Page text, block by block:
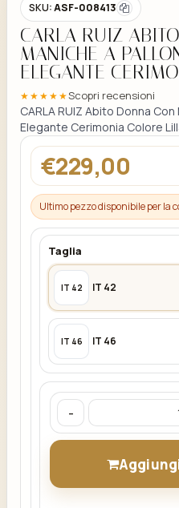
SKU:ASF-008413
CARLA RUIZ
MANICHE A
ELEGANTE
★★★★★Scopri recensioni
CARLA RUIZ Abito Donna
Elegante Cerimonia Colore
€229,00
Ultimo pezzo disponibile per la
Taglia
IT 42 IT 42
IT 46 IT 46
-